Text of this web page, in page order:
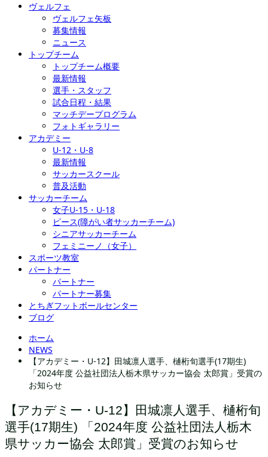
ヴェルフェ
ヴェルフェ矢板
募集情報
ニュース
トップチーム
トップチーム概要
最新情報
選手・スタッフ
試合日程・結果
マッチデープログラム
フォトギャラリー
アカデミー
U-12・U-8
最新情報
サッカースクール
普及活動
サッカーチーム
女子U-15・U-18
ピース(障がい者サッカーチーム)
シニアサッカーチーム
フェミニーノ（女子）
スポーツ教室
パートナー
パートナー
パートナー募集
とちぎフットボールセンター
ブログ
ホーム
NEWS
【アカデミー・U-12】田城凛人選手、樋桁旬選手(17期生)
「2024年度 公益社団法人栃木県サッカー協会 太郎賞」受賞の
お知らせ
【アカデミー・U-12】田城凛人選手、樋桁旬
選手(17期生) 「2024年度 公益社団法人栃木
県サッカー協会 太郎賞」受賞のお知らせ